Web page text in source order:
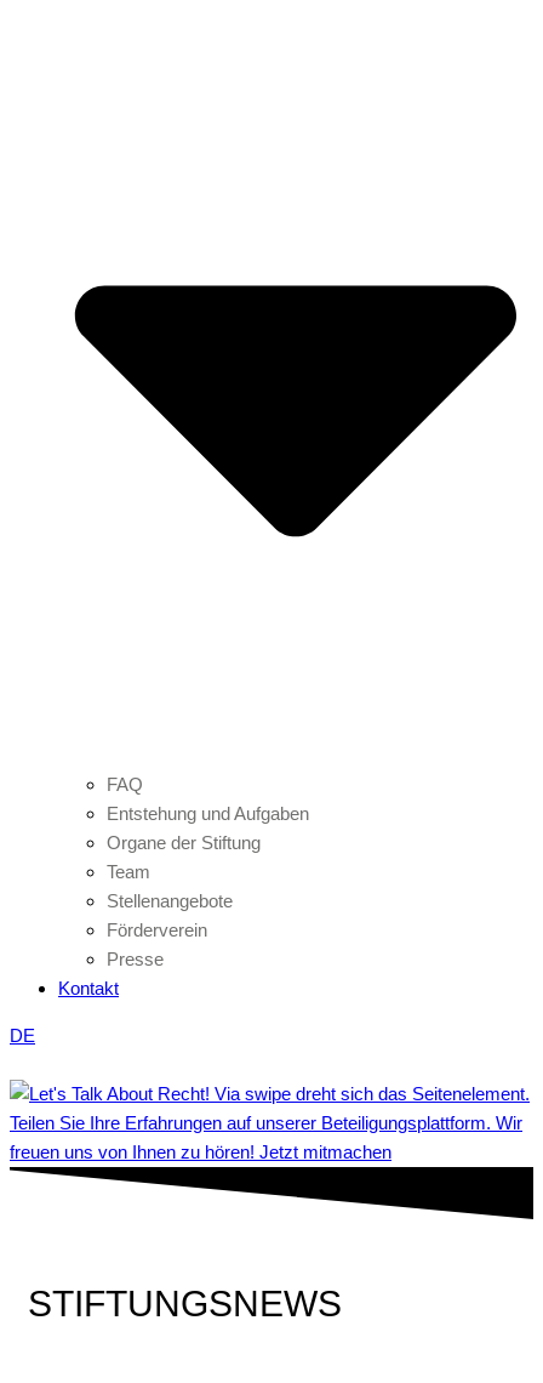
FAQ
Entstehung und Aufgaben
Organe der Stiftung
Team
Stellenangebote
Förderverein
Presse
Kontakt
DE
Teilen Sie Ihre Erfahrungen auf unserer Beteiligungsplattform. Wir
freuen uns von Ihnen zu hören! Jetzt mitmachen
STIFTUNGSNEWS